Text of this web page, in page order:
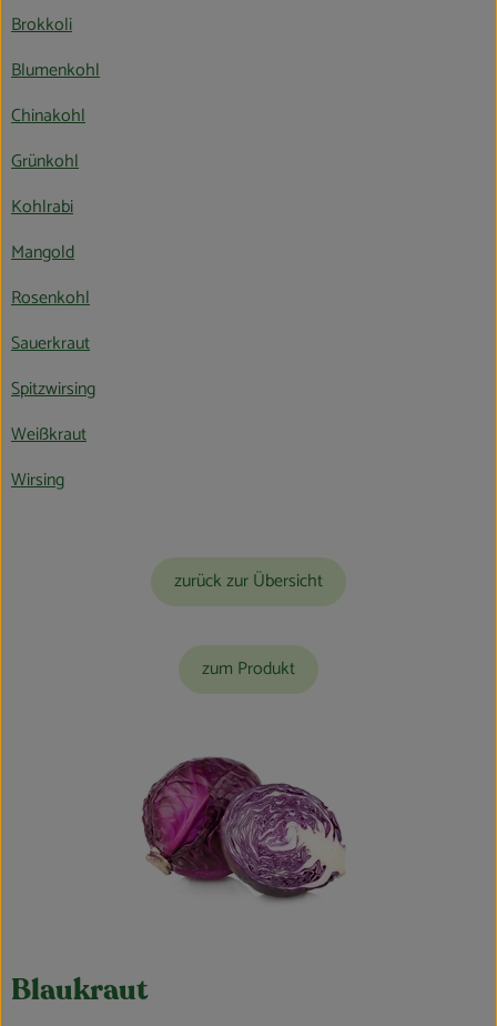
Obst & Gemüse
Kühltheke
Bäckerei
Vorratskammer
Getränke
So geht’s
Brokkoli
Blumenkohl
Chinakohl
Grünkohl
Kohlrabi
Mangold
Rosenkohl
Sauerkraut
Spitzwirsing
Weißkraut
Wirsing
zurück zur Übersicht
zum Produkt
Blaukraut